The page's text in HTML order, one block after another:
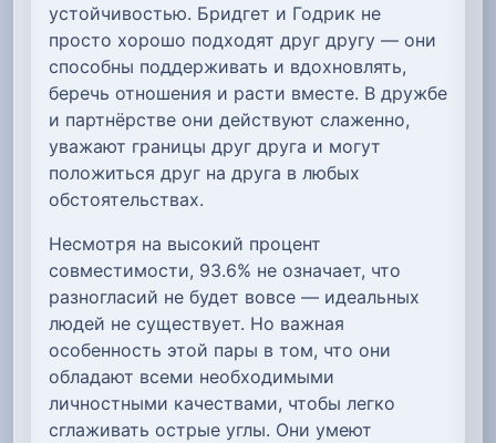
устойчивостью. Бридгет и Годрик не
просто хорошо подходят друг другу — они
способны поддерживать и вдохновлять,
беречь отношения и расти вместе. В дружбе
и партнёрстве они действуют слаженно,
уважают границы друг друга и могут
положиться друг на друга в любых
обстоятельствах.
Несмотря на высокий процент
совместимости, 93.6% не означает, что
разногласий не будет вовсе — идеальных
людей не существует. Но важная
особенность этой пары в том, что они
обладают всеми необходимыми
личностными качествами, чтобы легко
сглаживать острые углы. Они умеют